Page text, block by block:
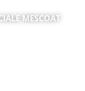
MESCOAT